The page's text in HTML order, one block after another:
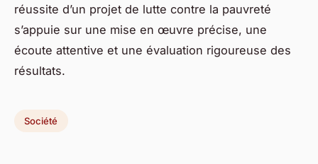
réussite d’un projet de lutte contre la pauvreté
s’appuie sur une mise en œuvre précise, une
écoute attentive et une évaluation rigoureuse des
résultats.
Société